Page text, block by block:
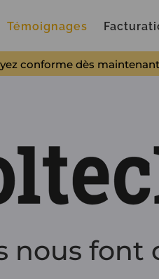
Témoignages
conforme dès
nous font